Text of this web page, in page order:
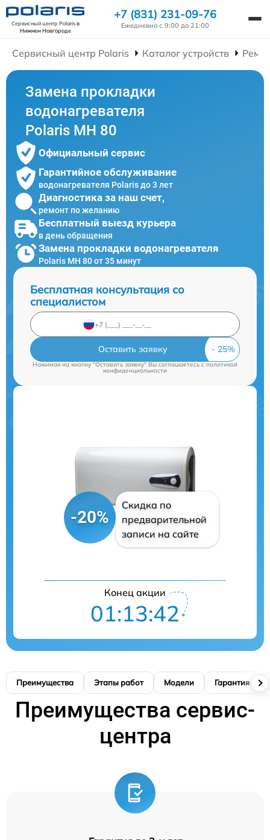
Сервисный центр Polarisв
Нижнем Новгороде
+7 (831) 231-09-76
Ежедневно с 9:00 до 21:00
Сервисный центр Polaris Каталог устройств
Замена прокладки
водонагревателя
Polaris MH 80
Официальный сервис
Гарантийное обслуживание
водонагревателя Polaris до 3 лет
Диагностика за наш счет,
ремонт по желанию
Бесплатный выезд курьера
в день обращения
Замена прокладки водонагревателя
Polaris MH 80 от 35 минут
Бесплатная консультация со
специалистом
Оставить заявку
Нажимая на кнопку "Оставить заявку" Вы соглашаетесь cполитикой
конфиденциальности
-20%
Скидка по
предварительной
записи на сайте
Конец акции
01:13:41
Преимущества Этапы работ Модели Гарантия
Преимущества сервис-
центра